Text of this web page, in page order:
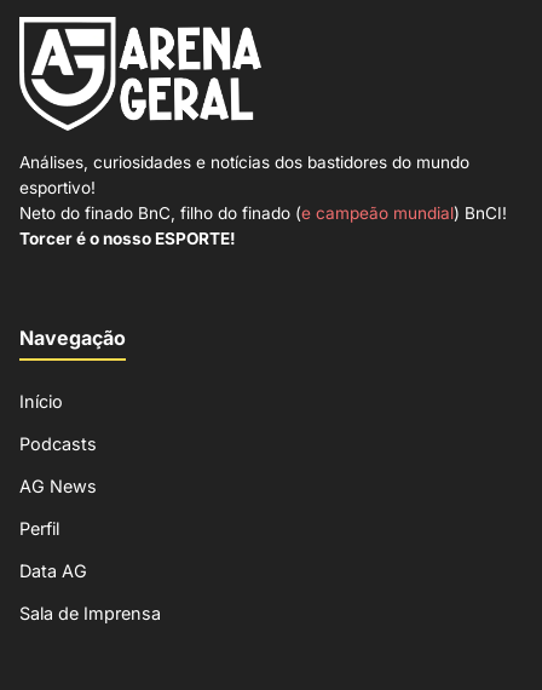
Análises, curiosidades e notícias dos bastidores do mundo
esportivo!
Neto do finado BnC, filho do finado (e campeão mundial) BnCI!
Torcer é o nosso ESPORTE!
Navegação
Início
Podcasts
AG News
Perfil
Data AG
Sala de Imprensa